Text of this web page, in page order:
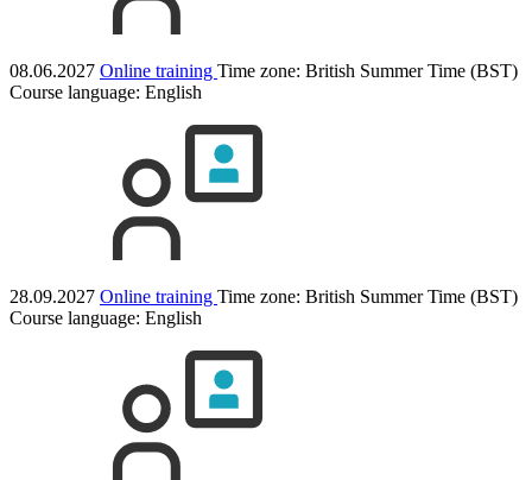
08.06.2027 Online training Time zone: British Summer Time (BST)
Course language: English
28.09.2027 Online training Time zone: British Summer Time (BST)
Course language: English